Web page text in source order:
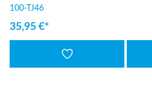
100-TJ46
35,95 €*